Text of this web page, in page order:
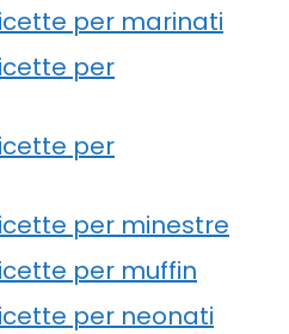
per marinati
per
per
per minestre
per muffin
per neonati